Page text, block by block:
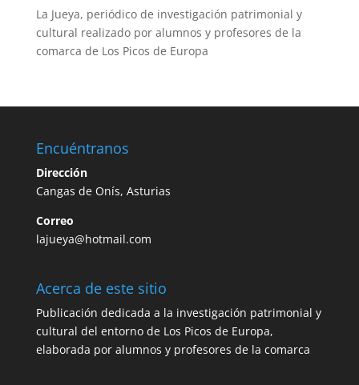
La Jueya, periódico de investigación patrimonial y
cultural realizado por alumnos y profesores de la
comarca de Los Picos de Europa
Encuéntranos
Dirección
Cangas de Onís, Asturias
Correo
lajueya@hotmail.com
Acerca de este sitio
Publicación dedicada a la investigación patrimonial y
cultural del entorno de Los Picos de Europa,
elaborada por alumnos y profesores de la comarca